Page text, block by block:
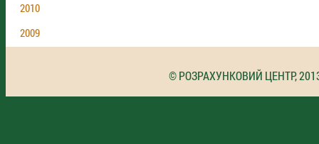
2010
2009
© РОЗРАХУНКОВИЙ ЦЕНТР,